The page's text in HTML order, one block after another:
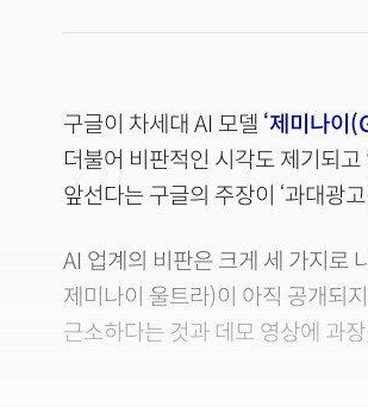
구글이 차세대 AI 모델 ‘제미나이
더불어 비판적인 시각도 제기되
앞선다는 구글의 주장이 ‘과대광
AI 업계의 비판은 크게 세 가지로
제미나이 울트라)이 아직 공개되
근소하다는 것과 데모 영상에 과